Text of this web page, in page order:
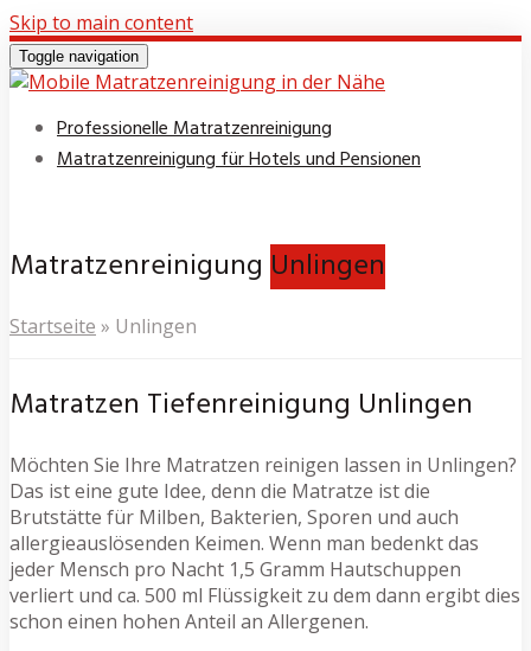
Skip to main content
Toggle navigation
Professionelle Matratzenreinigung
Matratzenreinigung für Hotels und Pensionen
Matratzenreinigung Unlingen
Startseite » Unlingen
Matratzen Tiefenreinigung Unlingen
Möchten Sie Ihre Matratzen reinigen lassen in Unlingen?
Das ist eine gute Idee, denn die Matratze ist die
Brutstätte für Milben, Bakterien, Sporen und auch
allergieauslösenden Keimen. Wenn man bedenkt das
jeder Mensch pro Nacht 1,5 Gramm Hautschuppen
verliert und ca. 500 ml Flüssigkeit zu dem dann ergibt dies
schon einen hohen Anteil an Allergenen.